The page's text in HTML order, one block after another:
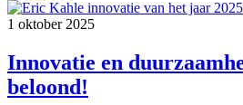
1 oktober 2025
Innovatie en
beloond!